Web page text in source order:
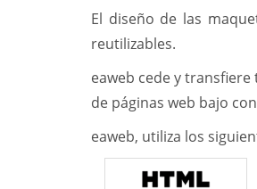
El diseño de las
reutilizables.
eaweb cede y
de páginas web bajo
eaweb, utiliza los